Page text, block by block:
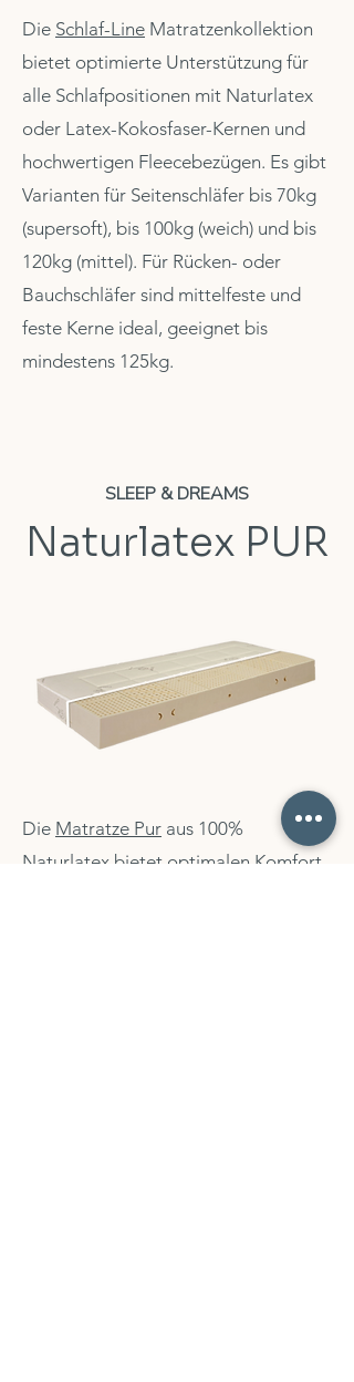
Die Schlaf-Line Matratzenkollektion
bietet optimierte Unterstützung für
alle Schlafpositionen mit Naturlatex
oder Latex-Kokosfaser-Kernen und
hochwertigen Fleecebezügen. Es gibt
Varianten für Seitenschläfer bis 70kg
(supersoft), bis 100kg (weich) und bis
120kg (mittel). Für Rücken- oder
Bauchschläfer sind mittelfeste und
feste Kerne ideal, geeignet bis
mindestens 125kg.
SLEEP & DREAMS
Naturlatex PUR
Die Matratze Pur aus 100%
Naturlatex bietet optimalen Komfort,